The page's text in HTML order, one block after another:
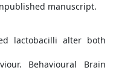
manuscript.
lactobacilli alter both
Behavioural Brain